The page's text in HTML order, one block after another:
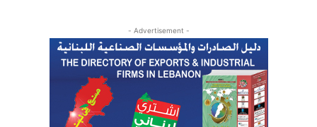
- Advertisement -